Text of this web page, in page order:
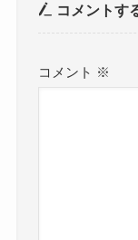
コメントす
コメント ※